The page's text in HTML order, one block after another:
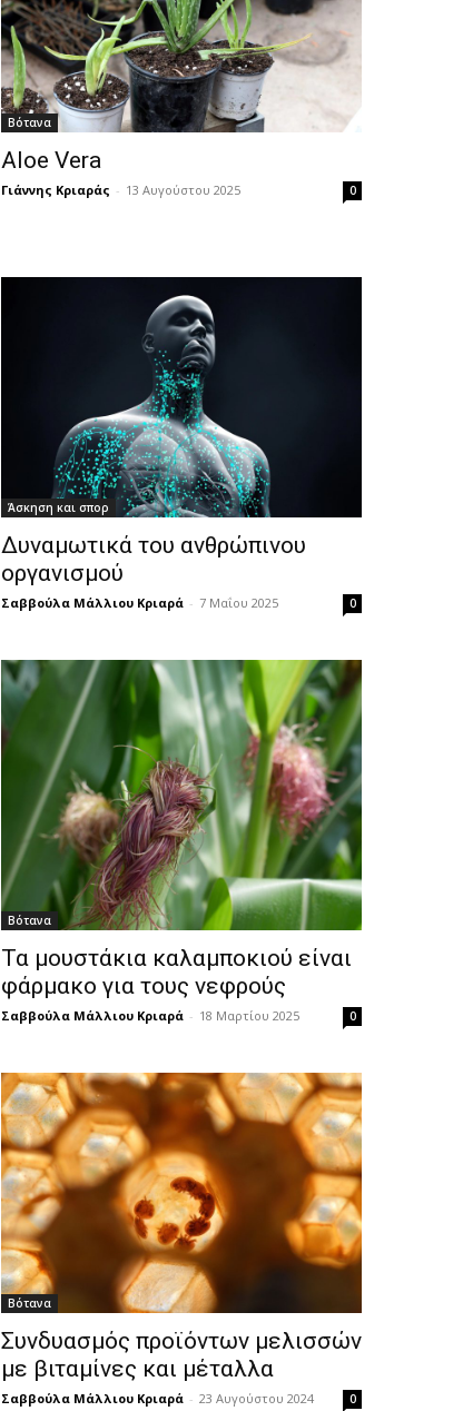
Βότανα
Aloe Vera
Γιάννης Κριαράς - 13 Αυγούστου 2025 0
Άσκηση και σπορ
Δυναμωτικά του ανθρώπινου
οργανισμού
Σαββούλα Μάλλιου Κριαρά - 7 Μαΐου 2025 0
Βότανα
Τα μουστάκια καλαμποκιού είναι
φάρμακο για τους νεφρούς
Σαββούλα Μάλλιου Κριαρά - 18 Μαρτίου 2025 0
Βότανα
Συνδυασμός προϊόντων μελισσών
με βιταμίνες και μέταλλα
Σαββούλα Μάλλιου Κριαρά - 23 Αυγούστου 2024 0